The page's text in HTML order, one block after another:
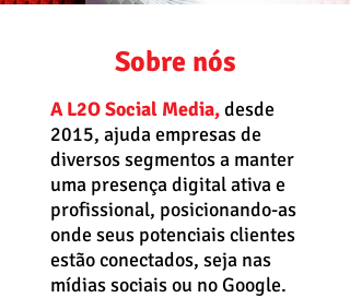
Sobre nós
A L2O Social Media,desde
2015, ajuda empresas de
diversos segmentos a manter
uma presença digital ativa e
profissional, posicionando-as
onde seus potenciais clientes
estão conectados, seja nas
mídias sociais ou no Google.